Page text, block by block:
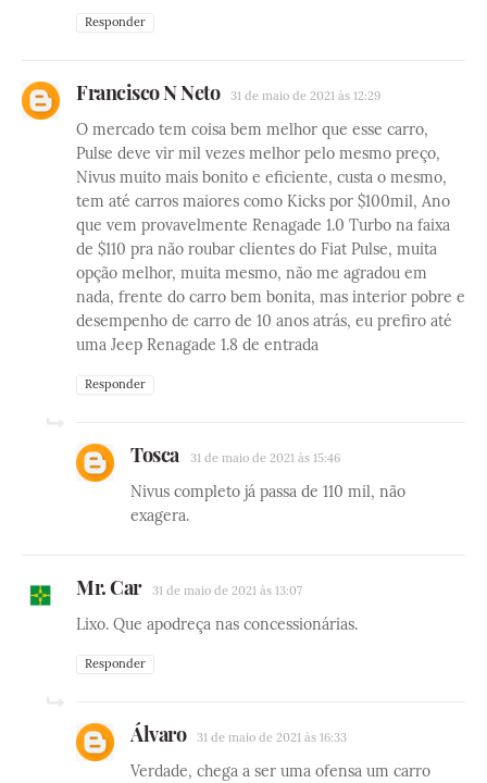
Responder
Francisco N Neto 31 de maio de 2021 às 12:29
O mercado tem coisa bem melhor que esse carro,
Pulse deve vir mil vezes melhor pelo mesmo preço,
Nivus muito mais bonito e eficiente, custa o mesmo,
tem até carros maiores como Kicks por $100mil, Ano
que vem provavelmente Renagade 1.0 Turbo na faixa
de $110 pra não roubar clientes do Fiat Pulse, muita
opção melhor, muita mesmo, não me agradou em
nada, frente do carro bem bonita, mas interior pobre e
desempenho de carro de 10 anos atrás, eu prefiro até
uma Jeep Renagade 1.8 de entrada
Responder
Tosca 31 de maio de 2021 às 15:46
Nivus completo já passa de 110 mil, não
exagera.
Mr. Car 31 de maio de 2021 às 13:07
Lixo. Que apodreça nas concessionárias.
Responder
Álvaro 31 de maio de 2021 às 16:33
Verdade, chega a ser uma ofensa um carro